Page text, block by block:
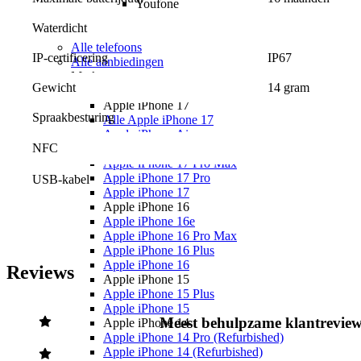
Youfone
Alle telefoons
Alle aanbiedingen
Merken
Apple
Apple iPhone 17
Alle Apple iPhone 17
Apple iPhone Air
Apple iPhone 17 Pro Max
Apple iPhone 17 Pro
Apple iPhone 17
Apple iPhone 16
Apple iPhone 16e
Apple iPhone 16 Pro Max
Apple iPhone 16 Plus
Apple iPhone 16
Apple iPhone 15
Apple iPhone 15 Plus
Apple iPhone 15
Apple iPhone 14
Apple iPhone 14 Pro (Refurbished)
Apple iPhone 14 (Refurbished)
Waterdicht
IP-certificering IP67
Gewicht 14 gram
Spraakbesturing
NFC
USB-kabel
Reviews
Meest behulpzame